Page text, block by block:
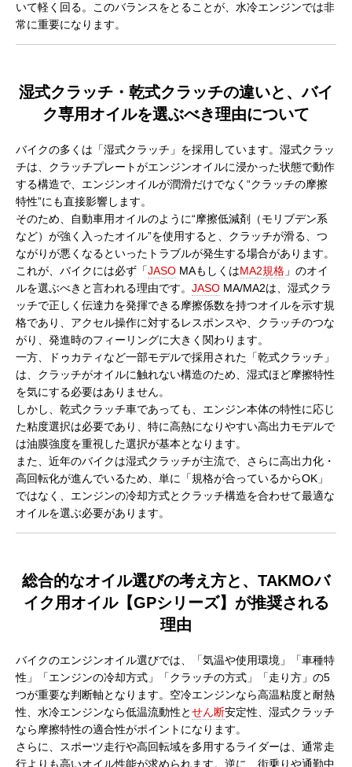
いて軽く回る。このバランスをとることが、水冷エンジンでは非
常に重要になります。
湿式クラッチ・乾式クラッチの違いと、バイ
ク専用オイルを選ぶべき理由について
バイクの多くは「湿式クラッチ」を採用しています。湿式クラッ
チは、クラッチプレートがエンジンオイルに浸かった状態で動作
する構造で、エンジンオイルが潤滑だけでなく“クラッチの摩擦
特性”にも直接影響します。
そのため、自動車用オイルのように“摩擦低減剤（モリブデン系
など）が強く入ったオイル”を使用すると、クラッチが滑る、つ
ながりが悪くなるといったトラブルが発生する場合があります。
これが、バイクには必ず「JASO MAもしくはMA2規格 」のオイ
ルを選ぶべきと言われる理由です。 JASO MA/MA2は、湿式クラ
ッチで正しく伝達力を発揮できる摩擦係数を持つオイルを示す規
格であり、アクセル操作に対するレスポンスや、クラッチのつな
がり、発進時のフィーリングに大きく関わります。
一方、ドゥカティなど一部モデルで採用された「乾式クラッチ」
は、クラッチがオイルに触れない構造のため、湿式ほど摩擦特性
を気にする必要はありません。
しかし、乾式クラッチ車であっても、エンジン本体の特性に応じ
た粘度選択は必要であり、特に高熱になりやすい高出力モデルで
は油膜強度を重視した選択が基本となります。
また、近年のバイクは湿式クラッチが主流で、さらに高出力化・
高回転化が進んでいるため、単に「規格が合っているからOK」
ではなく、エンジンの冷却方式とクラッチ構造を合わせて最適な
オイルを選ぶ必要があります。
総合的なオイル選びの考え方と、TAKMOバ
イク用オイル【GPシリーズ】が推奨される
理由
バイクのエンジンオイル選びでは、「気温や使用環境」「車種特
性」「エンジンの冷却方式」「クラッチの方式」「走り方」の5
つが重要な判断軸となります。空冷エンジンなら高温粘度と耐熱
性、水冷エンジンなら低温流動性とせん断安定性、湿式クラッチ
なら摩擦特性の適合性がポイントになります。
さらに、スポーツ走行や高回転域を多用するライダーは、通常走
行よりも高いオイル性能が求められます。逆に、街乗りや通勤中